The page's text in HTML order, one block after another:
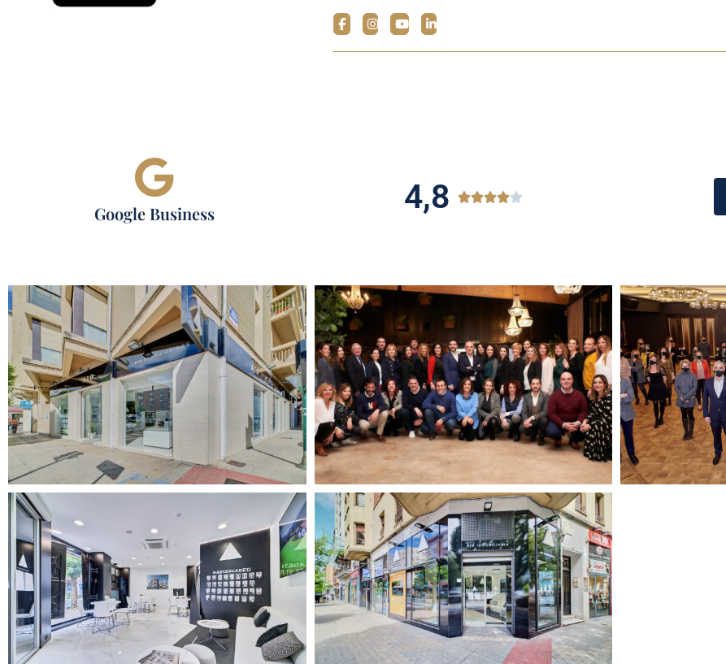
Google Business 4,8 